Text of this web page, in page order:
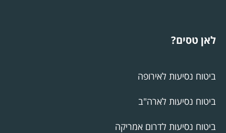
לאן טסים?
ביטוח נסיעות לאירופה
ביטוח נסיעות לארה"ב
ביטוח נסיעות לדרום אמריקה